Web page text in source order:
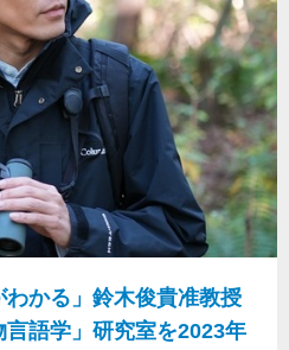
わかる」鈴木俊貴准教授
言語学」研究室を2023年